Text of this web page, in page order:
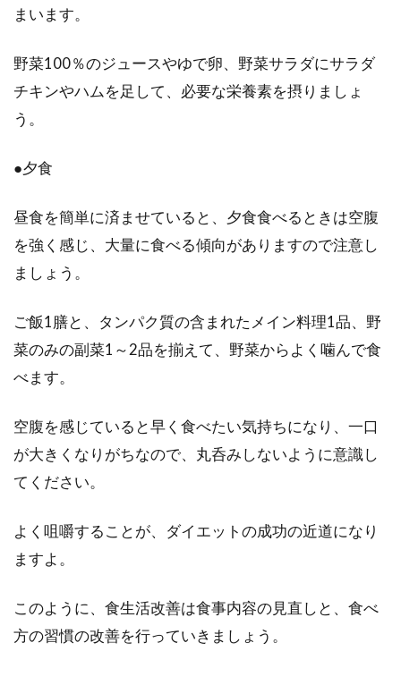
ウーロン茶で食事で摂り過ぎた油を
分解させて排出させよう
健康的に痩せたいと思ったら、食生活改善をし
まいます。
野菜100％のジュースやゆで卵、野菜サラダにサラダ
チキンやハムを足して、必要な栄養素を摂りましょ
う。
●夕食
昼食を簡単に済ませていると、夕食食べるときは空腹
を強く感じ、大量に食べる傾向がありますので注意し
ましょう。
ご飯1膳と、タンパク質の含まれたメイン料理1品、野
菜のみの副菜1～2品を揃えて、野菜からよく噛んで食
べます。
空腹を感じていると早く食べたい気持ちになり、一口
が大きくなりがちなので、丸呑みしないように意識し
てください。
よく咀嚼することが、ダイエットの成功の近道になり
ますよ。
このように、食生活改善は食事内容の見直しと、食べ
方の習慣の改善を行っていきましょう。